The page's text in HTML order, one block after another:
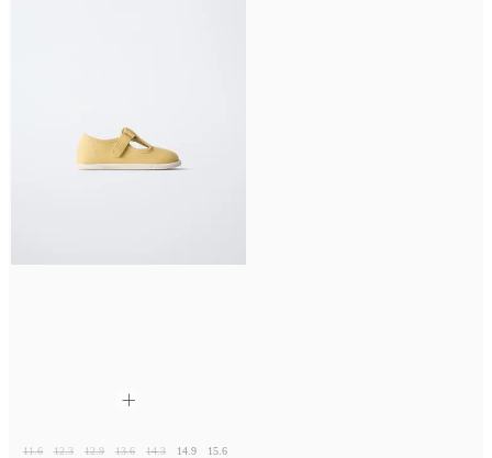
11.6 12.3 12.9 13.6 14.3 14.9 15.6